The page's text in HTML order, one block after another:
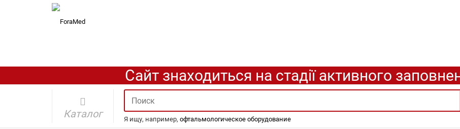
Сайт знаходиться на стадії активного
Каталог Я ищу, например, офтальмологическое оборудование